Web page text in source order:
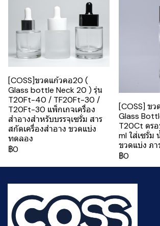
[COSS]ขวดแก้วคอ20 (
Glass bottle Neck 20 ) รุ่น
T20Ft-40 / TF20Ft-30 /
T20Ft-30 แพ็กเกจเครื่อง
สำอางสำหรับบรรจุเซรั่ม สาร
สกัดเครื่องสำอาง ขวดแบ่ง
ทดลอง
฿0
[COSS] ข
Glass
T20Ct ดรอ
ml ใส่เซรั่ม
ขวดแบ่ง ภา
฿0